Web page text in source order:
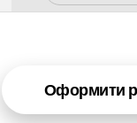
Оформити